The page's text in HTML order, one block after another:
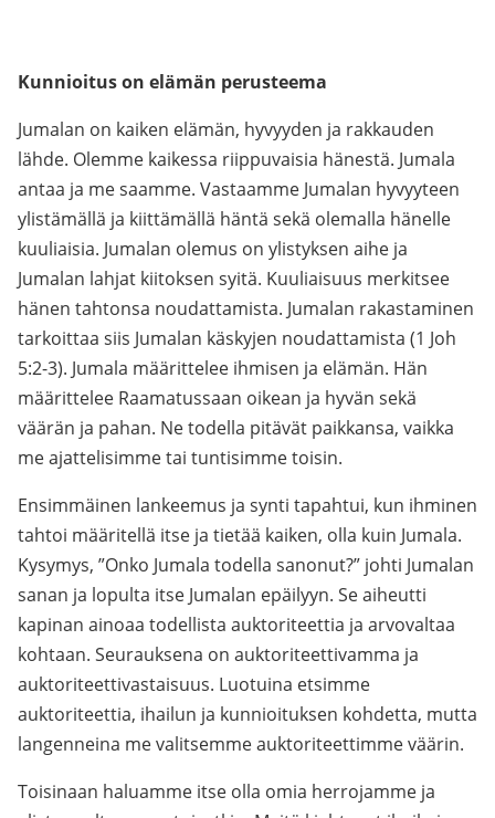
Kunnioitus on elämän perusteema
Jumalan on kaiken elämän, hyvyyden ja rakkauden
lähde. Olemme kaikessa riippuvaisia hänestä. Jumala
antaa ja me saamme. Vastaamme Jumalan hyvyyteen
ylistämällä ja kiittämällä häntä sekä olemalla hänelle
kuuliaisia. Jumalan olemus on ylistyksen aihe ja
Jumalan lahjat kiitoksen syitä. Kuuliaisuus merkitsee
hänen tahtonsa noudattamista. Jumalan rakastaminen
tarkoittaa siis Jumalan käskyjen noudattamista (1 Joh
5:2-3). Jumala määrittelee ihmisen ja elämän. Hän
määrittelee Raamatussaan oikean ja hyvän sekä
väärän ja pahan. Ne todella pitävät paikkansa, vaikka
me ajattelisimme tai tuntisimme toisin.
Ensimmäinen lankeemus ja synti tapahtui, kun ihminen
tahtoi määritellä itse ja tietää kaiken, olla kuin Jumala.
Kysymys, ”Onko Jumala todella sanonut?” johti Jumalan
sanan ja lopulta itse Jumalan epäilyyn. Se aiheutti
kapinan ainoaa todellista auktoriteettia ja arvovaltaa
kohtaan. Seurauksena on auktoriteettivamma ja
auktoriteettivastaisuus. Luotuina etsimme
auktoriteettia, ihailun ja kunnioituksen kohdetta, mutta
langenneina me valitsemme auktoriteettimme väärin.
Toisinaan haluamme itse olla omia herrojamme ja